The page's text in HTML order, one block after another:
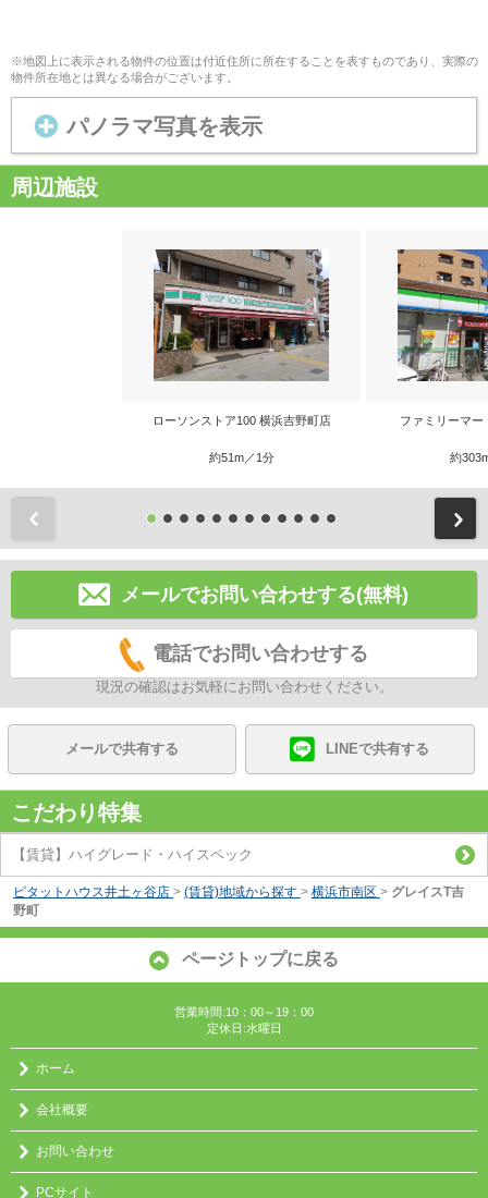
※地図上に表示される物件の位置は付近住所に所在することを表すものであり、実際の
物件所在地とは異なる場合がございます。
パノラマ写真を表示
周辺施設
ローソンストア100 横浜吉野町店
約51m／1分
ファミリーマー
約
メールでお問い合わせする(無料)
電話でお問い合わせする
現況の確認はお気軽にお問い合わせください。
メールで共有する LINEで共有する
こだわり特集
【賃貸】ハイグレード・ハイスペック
ピタットハウス井土ヶ谷店 > (賃貸)地域から探す > 横浜市南区 > グレイスT吉
野町
ページトップに戻る
営業時間:10：00～19：00
定休日:水曜日
ホーム
会社概要
お問い合わせ
PCサイト